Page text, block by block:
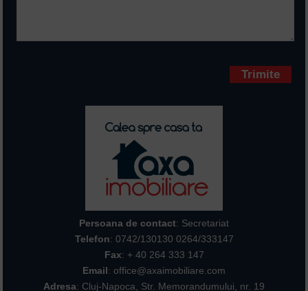
Persoana de contact: Secretariat
Telefon: 0742/130130 0264/333147
Fax: + 40 264 333 147
Email: office@axaimobiliare.com
Adresa: Cluj-Napoca, Str. Memorandumului, nr. 19